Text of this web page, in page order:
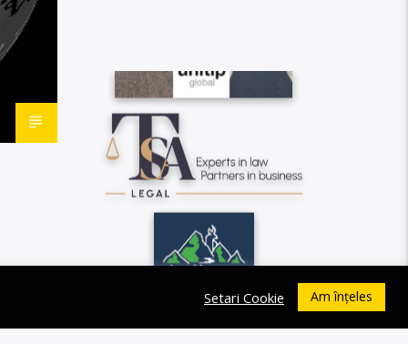
Setari Cookie Am înțeles